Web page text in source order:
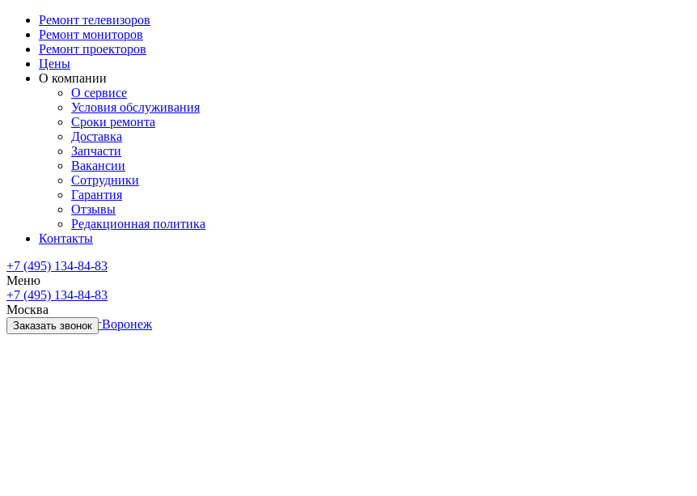
Ремонт телевизоров
Ремонт мониторов
Ремонт проекторов
Цены
О компании
О сервисе
Условия обслуживания
Сроки ремонта
Доставка
Запчасти
Вакансии
Сотрудники
Гарантия
Отзывы
Редакционная политика
Контакты
+7 (495) 134-84-83
Меню
+7 (495) 134-84-83
Москва
Санкт-ПетербургВоронеж
Заказать звонок